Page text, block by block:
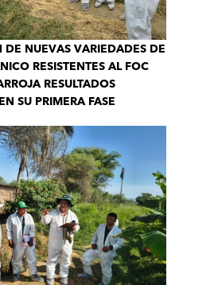
DE NUEVAS VARIEDADES DE
RESISTENTES AL FOC
RESULTADOS
SU PRIMERA FASE